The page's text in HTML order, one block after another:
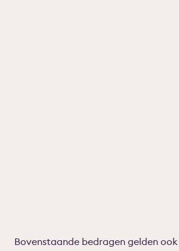
Bovenstaande bedragen gelden